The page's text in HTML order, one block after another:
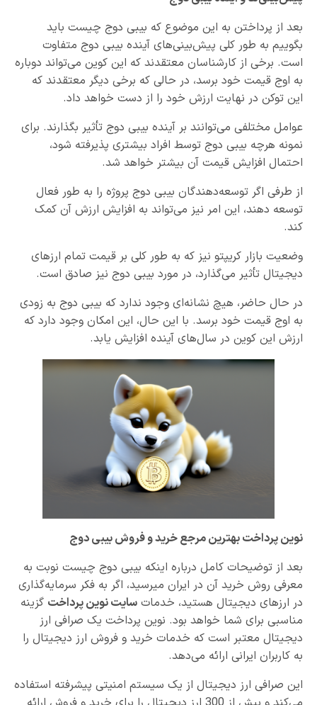
بعد از پرداختن به این موضوع که بیبی دوج چیست باید
بگوییم به طور کلی پیش‌بینی‌های آینده بیبی دوج متفاوت
است. برخی از کارشناسان معتقدند که این کوین می‌تواند دوباره
به اوج قیمت خود برسد، در حالی که برخی دیگر معتقدند که
این توکن در نهایت ارزش خود را از دست خواهد داد.
عوامل مختلفی می‌توانند بر آینده بیبی دوج تأثیر بگذارند. برای
نمونه هرچه بیبی دوج توسط افراد بیشتری پذیرفته شود،
احتمال افزایش قیمت آن بیشتر خواهد شد.
از طرفی اگر توسعه‌دهندگان بیبی دوج پروژه را به طور فعال
توسعه دهند، این امر نیز می‌تواند به افزایش ارزش آن کمک
کند.
وضعیت بازار کریپتو نیز که به طور کلی بر قیمت تمام ارزهای
دیجیتال تأثیر می‌گذارد، در مورد بیبی دوج نیز صادق است.
در حال حاضر، هیچ نشانه‌ای وجود ندارد که بیبی دوج به زودی
به اوج قیمت خود برسد. با این حال، این امکان وجود دارد که
ارزش این کوین در سال‌های آینده افزایش یابد.
نوین پرداخت بهترین مرجع خرید و فروش بیبی دوج
بعد از توضیحات کامل درباره اینکه بیبی دوج چیست نوبت به
معرفی روش خرید آن در ایران میرسید، اگر به فکر سرمایه‌گذاری
در ارزهای دیجیتال هستید، خدمات سایت نوین پرداخت گزینه
مناسبی برای شما خواهد بود. نوین پرداخت یک صرافی ارز
دیجیتال معتبر است که خدمات خرید و فروش ارز دیجیتال را
به کاربران ایرانی ارائه می‌دهد.
این صرافی ارز دیجیتال از یک سیستم امنیتی پیشرفته استفاده